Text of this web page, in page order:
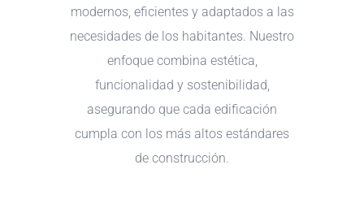
modernos, eficientes y adaptados a las
necesidades de los habitantes. Nuestro
enfoque combina estética,
funcionalidad y sostenibilidad,
asegurando que cada edificación
cumpla con los más altos estándares
de construcción.